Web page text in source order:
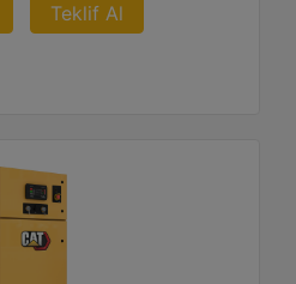
Teklif Al